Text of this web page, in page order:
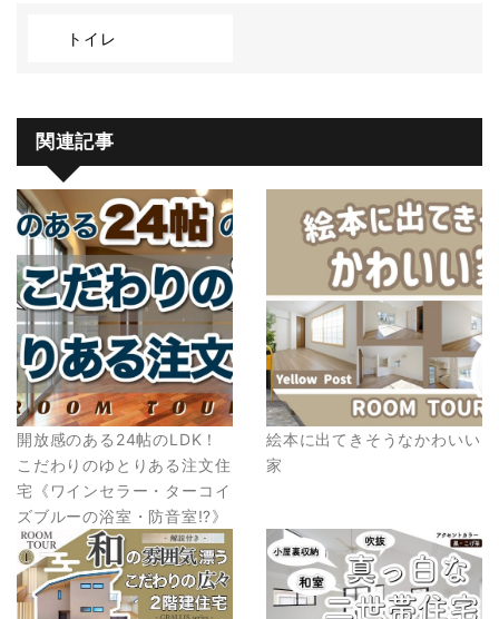
トイレ
関連記事
開放感のある24帖のLDK！
こだわりのゆとりある注文住
宅《ワインセラー・ターコイ
ズブルーの浴室・防音室⁉︎》
絵本に出てきそうなかわいい
家